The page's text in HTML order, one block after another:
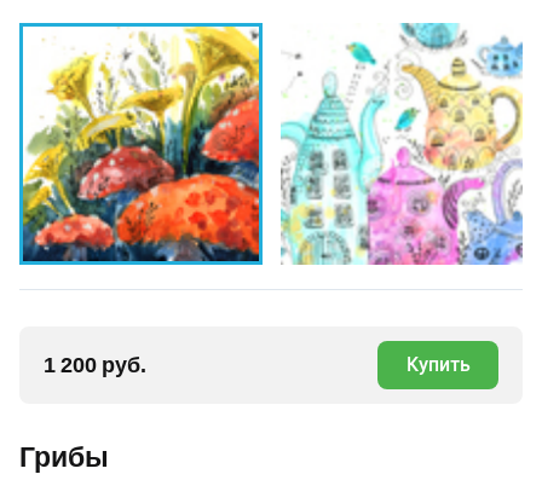
1 200 руб. Купить
Грибы